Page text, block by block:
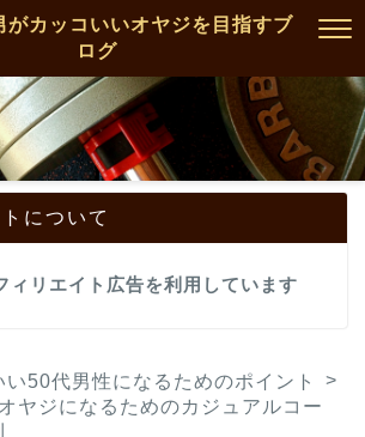
がカッコいいオヤジを目指すブ
ログ
について
ィリエイト広告を利用しています
い50代男性になるためのポイント
>
ヤジになるためのカジュアルコー